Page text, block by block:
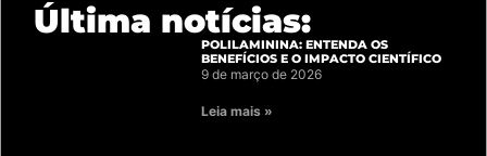
Última notícias:
POLILAMININA: ENTENDA OS
BENEFÍCIOS E O IMPACTO CIENTÍFICO
9 de março de 2026
Leia mais »